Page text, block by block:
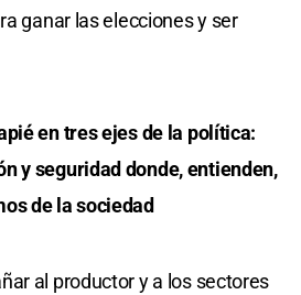
ganar las elecciones y ser
en tres ejes de la política:
y seguridad donde, entienden,
de la sociedad
al productor y a los sectores